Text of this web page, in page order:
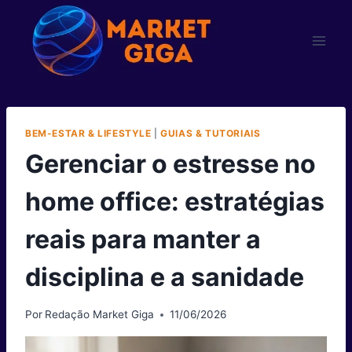
Conteúdo
BEM-ESTAR & LIFESTYLE |GUIAS & TUTORIAIS
Gerenciar o estresse no
home office: estratégias
reais para manter a
disciplina e a sanidade
Por Redação Market Giga 11/06/2026